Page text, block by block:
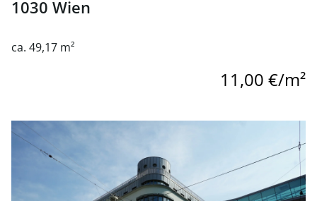
1030 Wien
ca. 49,17 m²
11,00 €/m²
Link zur Seite Geschäftslokal im QBIK zu mieten - 1030